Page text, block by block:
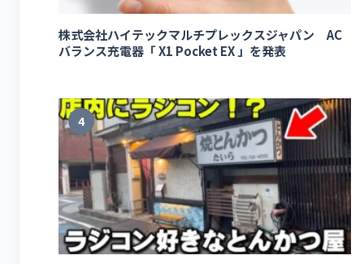
株式会社ハイテックマルチプレックスジャパン AC
バランス充電器「 X1 Pocket EX 」を発表
4